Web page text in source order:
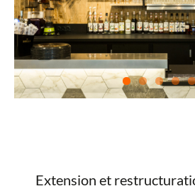
Extension et